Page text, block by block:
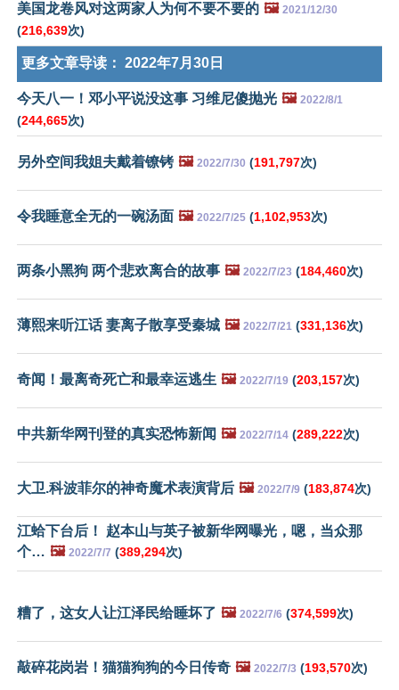
美国龙卷风对这两家人为何不要不要的 🖼️ 2021/12/30
(216,639次)
更多文章导读： 2022年7月30日
今天八一！邓小平说没这事 习维尼傻抛光 🖼️ 2022/8/1
(244,665次)
另外空间我姐夫戴着镣铐 🖼️ 2022/7/30 (191,797次)
令我睡意全无的一碗汤面 🖼️ 2022/7/25 (1,102,953次)
两条小黑狗 两个悲欢离合的故事 🖼️ 2022/7/23 (184,460次)
薄熙来听江话 妻离子散享受秦城 🖼️ 2022/7/21 (331,136次)
奇闻！最离奇死亡和最幸运逃生 🖼️ 2022/7/19 (203,157次)
中共新华网刊登的真实恐怖新闻 🖼️ 2022/7/14 (289,222次)
大卫.科波菲尔的神奇魔术表演背后 🖼️ 2022/7/9 (183,874次)
江蛤下台后！ 赵本山与英子被新华网曝光，嗯，当众那
个… 🖼️ 2022/7/7 (389,294次)
糟了，这女人让江泽民给睡坏了 🖼️ 2022/7/6 (374,599次)
敲碎花岗岩！猫猫狗狗的今日传奇 🖼️ 2022/7/3 (193,570次)